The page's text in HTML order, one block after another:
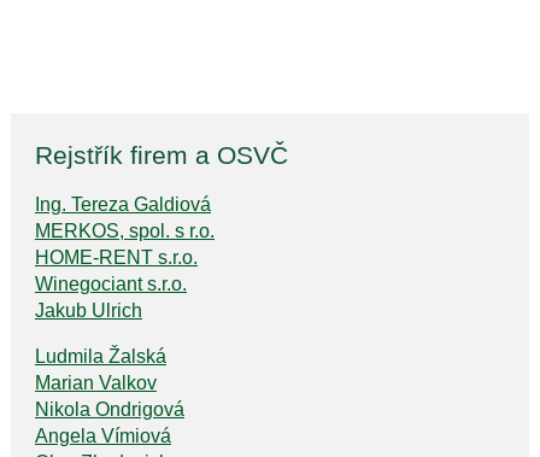
Rejstřík firem a OSVČ
Ing. Tereza Galdiová
MERKOS, spol. s r.o.
HOME-RENT s.r.o.
Winegociant s.r.o.
Jakub Ulrich
Ludmila Žalská
Marian Valkov
Nikola Ondrigová
Angela Vímiová